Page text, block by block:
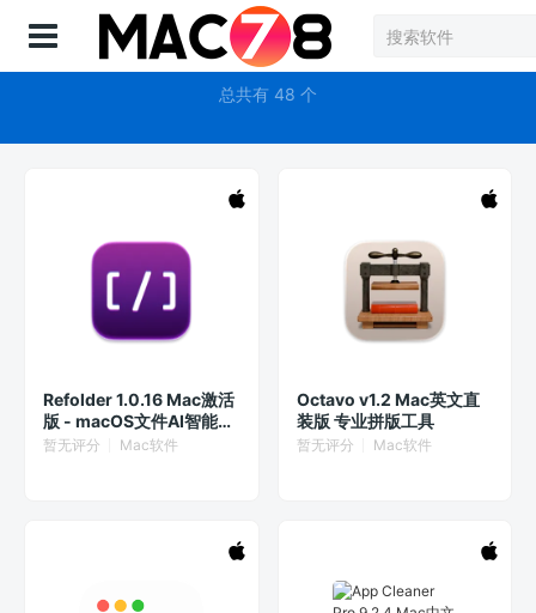
登录
清理
总共有 48 个
Refolder 1.0.16 Mac激活
版 - macOS文件AI智能整
理归档工具
暂无评分 Mac软件
Octavo v1.2 Mac英文直
装版 专业拼版工具
暂无评分 Mac软件